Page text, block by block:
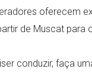
oferecem
de Muscat para
conduzir, faça